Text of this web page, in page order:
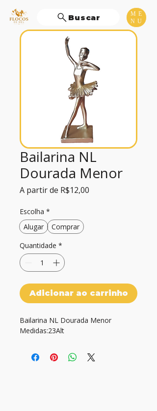
ME
NU
Buscar
Bailarina NL
Dourada Menor
A partir de R$12,00
Escolha *
Alugar
Comprar
Quantidade *
Adicionar ao carrinho
Bailarina NL Dourada Menor
Medidas:23Alt